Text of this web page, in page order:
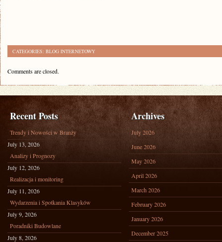
CATEGORIES: BLOG INTERNETOWY
Comments are closed.
Recent Posts
Trendy i Nowości w Branży
July 13, 2026
Analizy i Prognozy
July 12, 2026
Realizacja i monitoring
July 11, 2026
Wydarzenia i Spotkania Klasyków
July 9, 2026
Poradniki Budowlane
July 8, 2026
Archives
July 2026
June 2026
May 2026
April 2026
March 2026
February 2026
January 2026
December 2025